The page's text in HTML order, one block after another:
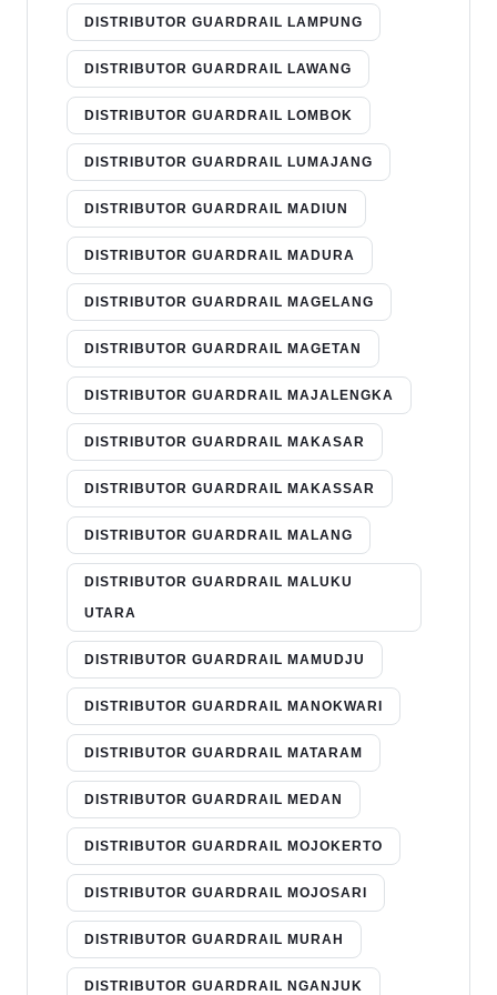
DISTRIBUTOR GUARDRAIL LAMPUNG
DISTRIBUTOR GUARDRAIL LAWANG
DISTRIBUTOR GUARDRAIL LOMBOK
DISTRIBUTOR GUARDRAIL LUMAJANG
DISTRIBUTOR GUARDRAIL MADIUN
DISTRIBUTOR GUARDRAIL MADURA
DISTRIBUTOR GUARDRAIL MAGELANG
DISTRIBUTOR GUARDRAIL MAGETAN
DISTRIBUTOR GUARDRAIL MAJALENGKA
DISTRIBUTOR GUARDRAIL MAKASAR
DISTRIBUTOR GUARDRAIL MAKASSAR
DISTRIBUTOR GUARDRAIL MALANG
DISTRIBUTOR GUARDRAIL MALUKU
UTARA
DISTRIBUTOR GUARDRAIL MAMUDJU
DISTRIBUTOR GUARDRAIL MANOKWARI
DISTRIBUTOR GUARDRAIL MATARAM
DISTRIBUTOR GUARDRAIL MEDAN
DISTRIBUTOR GUARDRAIL MOJOKERTO
DISTRIBUTOR GUARDRAIL MOJOSARI
DISTRIBUTOR GUARDRAIL MURAH
DISTRIBUTOR GUARDRAIL NGANJUK